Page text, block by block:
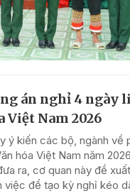
án nghỉ 4 ngày
Việt Nam 2026
ý kiến các bộ, ngành về
hóa Việt Nam năm
ra, cơ quan này đề
việc để tạo kỳ nghỉ kéo